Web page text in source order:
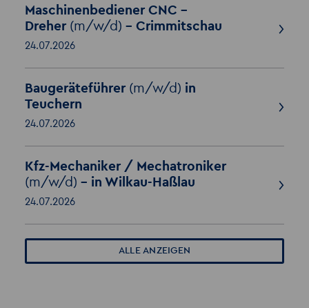
Maschinenbediener CNC -
Dreher (m/w/d) - Crimmitschau
24.07.2026
Baugeräteführer (m/w/d) in
Teuchern
24.07.2026
Kfz-Mechaniker / Mechatroniker
(m/w/d) – in Wilkau-Haßlau
24.07.2026
ALLE ANZEIGEN